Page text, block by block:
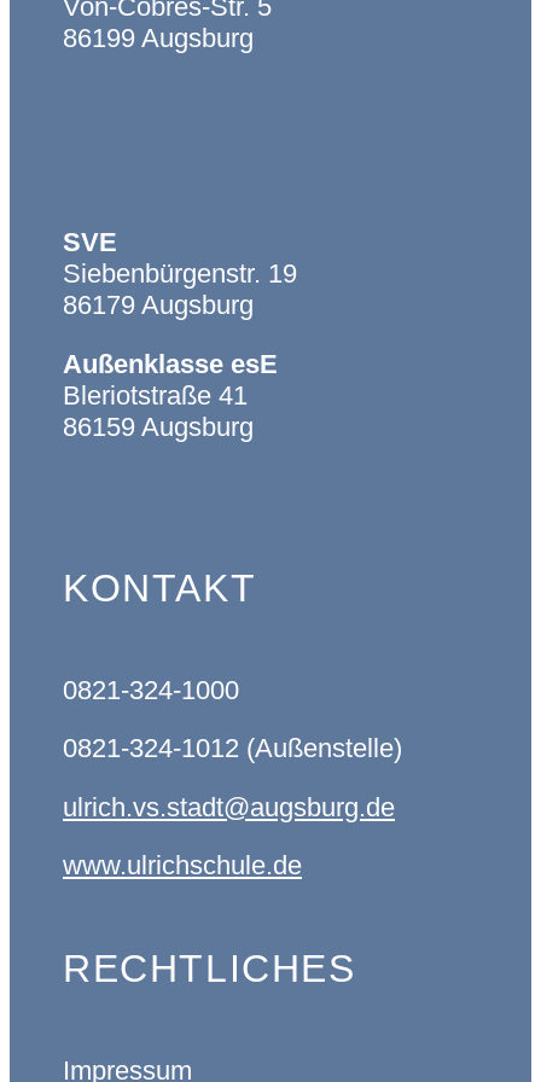
Navigation
Infos
Unterrichtszeiten vor und
nach den Ferien
Religiöse Feiertage
Infos für Eltern
Hilfsangebote
Formulare und Flyer
Von-Cobres-Str. 5
86199 Augsburg
SVE
Siebenbürgenstr. 19
86179 Augsburg
Außenklasse esE
Bleriotstraße 41
86159 Augsburg
KONTAKT
0821-324-1000
0821-324-1012 (Außenstelle)
ulrich.vs.stadt@augsburg.de
www.ulrichschule.de
RECHTLICHES
Impressum